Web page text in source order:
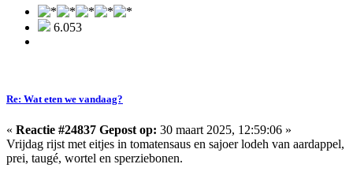
6.053
Re: Wat eten we vandaag?
« Reactie #24837 Gepost op: 30 maart 2025, 12:59:06 »
Vrijdag rijst met eitjes in tomatensaus en sajoer lodeh van aardappel,
prei, taugé, wortel en sperziebonen.